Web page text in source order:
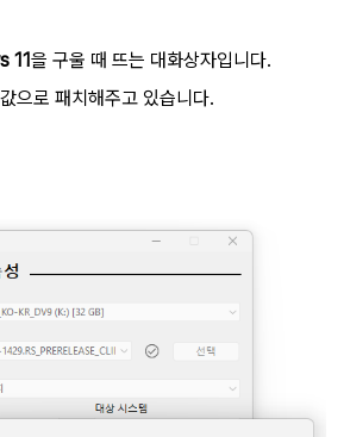
11을 구울 때 뜨는 대화상자입니다.
으로 패치해주고 있습니다.